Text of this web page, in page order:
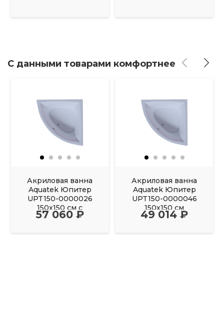
С данными товарами комфортнее
Акриловая ванна
Aquatek Юпитер
UPT150-0000026
150х150 см с
фронтальным
57 060 ₽
Акриловая ванна
Aquatek Юпитер
UPT150-0000046
150х150 см
49 014 ₽